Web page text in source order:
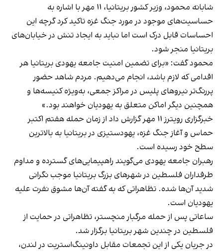
شابانه محمود، وزیر کشور بریتانیا، ۱۱ مهر با اشاره به
حساسیت‌های موجود در مورد جنگ غزه تاکید کرد گرچه این
احساسات قابل درک است اما نباید به ایجاد تنش در خیابان‌های
بریتانیا منجر شود.
محمود گفت: «برای تضمین امنیت جامعه یهودی‌ بریتانیا هر
اقدامی که لازم باشد، انجام می‌دهیم. مردم شاهد حضور
پررنگ‌تر نیروهای پلیس در مراکز جمعی، به‌ویژه کنیسه‌ها و
همچنین دیگر اماکن متعلق به یهودیان خواهند بود.»
خبرگزاری رویترز ۱۱ مهر گزارش داد از زمان حمله هفتم اکتبر
حماس و آغاز جنگ غزه، یهودستیزی در بریتانیا به بالاترین
سطح خود رسیده است.
رهبران جامعه یهودی می‌گویند راهپیمایی‌های گسترده و مداوم
طرفداران فلسطین در شهرهای بزرگ بریتانیا موجب نگرانی
شدید آن‌ها شده. تظاهراتی که به گفته آن‌ها مشوق نفرت علیه
یهودیان است.
ساعاتی پس از حمله مرگبار منچستر، تظاهراتی در حمایت از
فلسطین در چندین شهر بریتانیا برگزار شد.
در جریان یکی از این تجمعات مقابل داونینگ‌استریت در لندن،